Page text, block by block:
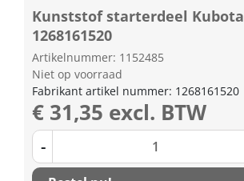
Kunststof starterdeel Kubota
1268161520
Artikelnummer: 1152485
Niet op voorraad
Fabrikant artikel nummer: 1268161520
€ 31,35 excl. BTW
-